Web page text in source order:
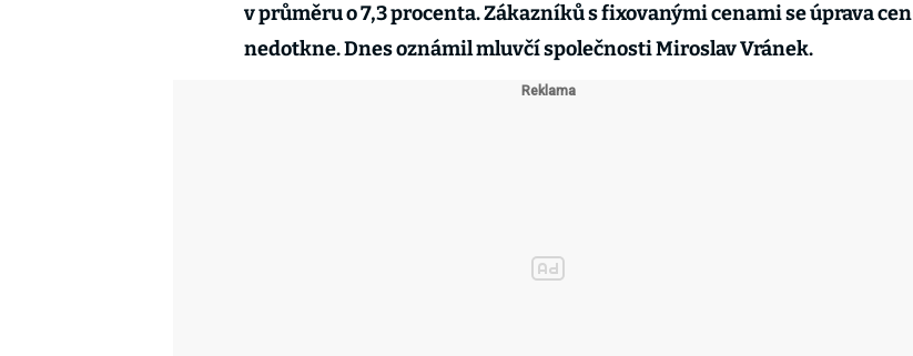
v průměru o 7,3 procenta. Zákazníků s fixovanými cenami se úprava cen
nedotkne. Dnes oznámil mluvčí společnosti Miroslav Vránek.